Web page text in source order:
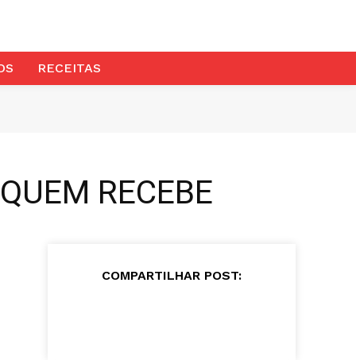
RECEITAS
RECEBE
COMPARTILHAR POST: